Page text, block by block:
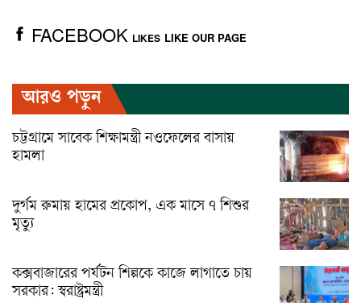
FACEBOOK LIKES LIKE OUR PAGE
আরও পড়ুন
চট্টগ্রামে সাবেক শিক্ষামন্ত্রী নওফেলের বাসায়
হামলা
দুর্গম রুমায় হামের প্রকোপ, এক মাসে ৭ শিশুর
মৃত্যু
কক্সবাজারের পর্যটন শিল্পকে কাজে লাগাতে চায়
সরকার: স্বরাষ্ট্রমন্ত্রী